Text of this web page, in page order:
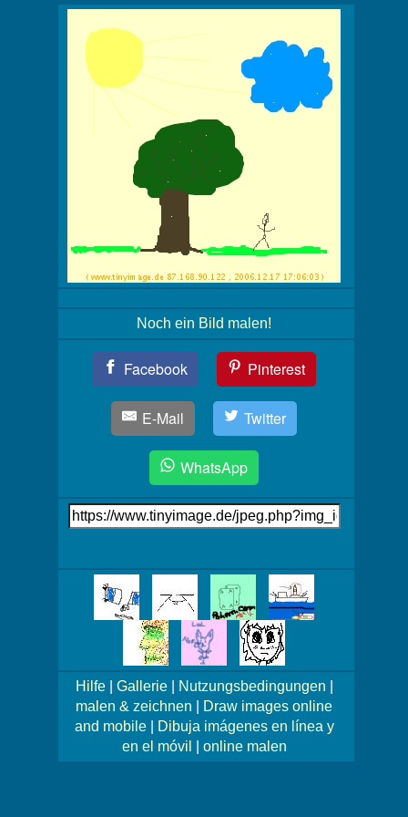
Noch ein Bild malen!
Facebook Pinterest
E-Mail Twitter
WhatsApp
Link
auf's
Bilder!
Hilfe| Gallerie| Nutzungsbedingungen
malen & zeichnen
Draw images online
and mobile|
Dibuja imágenes en línea y
en el móvil
online malen